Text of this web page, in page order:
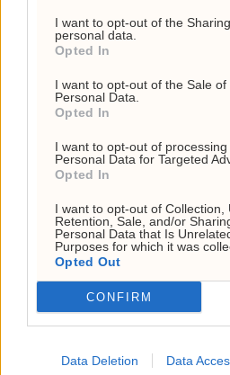
I want to opt-out of the
personal data.
Opted In
I want to opt-out of the Sale of
Personal Data.
Opted In
I want to opt-out of processing
Personal Data for Targeted
Opted In
I want to opt-out of Collection,
Retention, Sale, and/or
Personal Data that Is
Purposes for which it was
Opted Out
CONFIRM
Data Deletion Data